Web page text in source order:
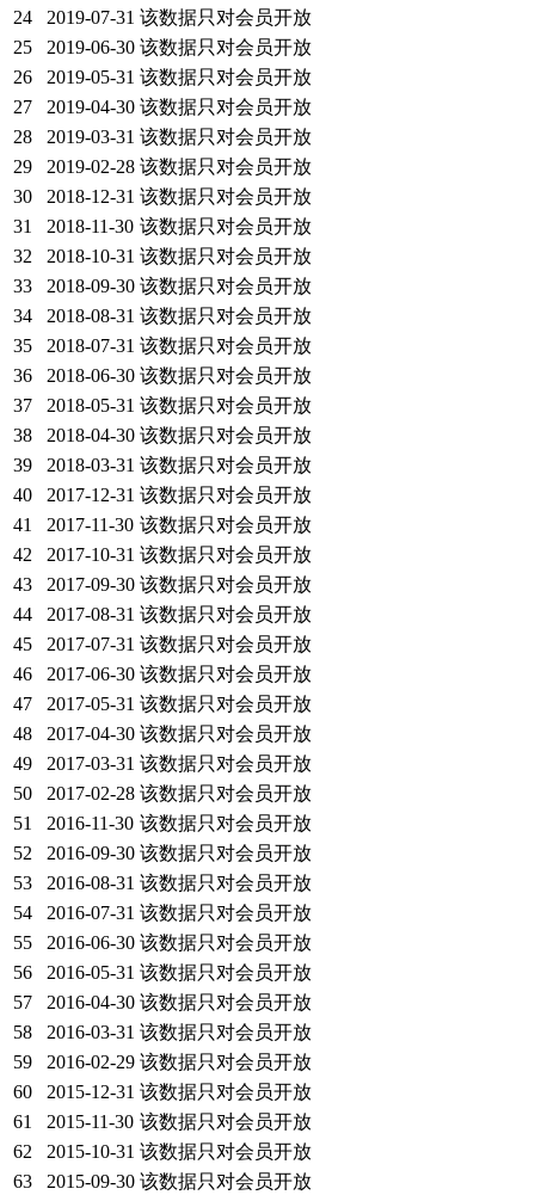
24
2019-07-31 该数据只对会员开放
25
2019-06-30 该数据只对会员开放
26
2019-05-31 该数据只对会员开放
27
2019-04-30 该数据只对会员开放
28
2019-03-31 该数据只对会员开放
29
2019-02-28 该数据只对会员开放
30
2018-12-31 该数据只对会员开放
31
2018-11-30 该数据只对会员开放
32
2018-10-31 该数据只对会员开放
33
2018-09-30 该数据只对会员开放
34
2018-08-31 该数据只对会员开放
35
2018-07-31 该数据只对会员开放
36
2018-06-30 该数据只对会员开放
37
2018-05-31 该数据只对会员开放
38
2018-04-30 该数据只对会员开放
39
2018-03-31 该数据只对会员开放
40
2017-12-31 该数据只对会员开放
41
2017-11-30 该数据只对会员开放
42
2017-10-31 该数据只对会员开放
43
2017-09-30 该数据只对会员开放
44
2017-08-31 该数据只对会员开放
45
2017-07-31 该数据只对会员开放
46
2017-06-30 该数据只对会员开放
47
2017-05-31 该数据只对会员开放
48
2017-04-30 该数据只对会员开放
49
2017-03-31 该数据只对会员开放
50
2017-02-28 该数据只对会员开放
51
2016-11-30 该数据只对会员开放
52
2016-09-30 该数据只对会员开放
53
2016-08-31 该数据只对会员开放
54
2016-07-31 该数据只对会员开放
55
2016-06-30 该数据只对会员开放
56
2016-05-31 该数据只对会员开放
57
2016-04-30 该数据只对会员开放
58
2016-03-31 该数据只对会员开放
59
2016-02-29 该数据只对会员开放
60
2015-12-31 该数据只对会员开放
61
2015-11-30 该数据只对会员开放
62
2015-10-31 该数据只对会员开放
63
2015-09-30 该数据只对会员开放